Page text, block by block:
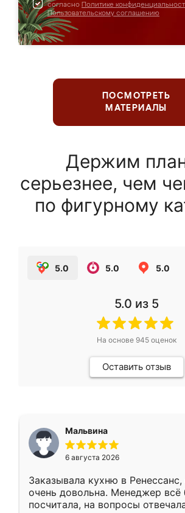
согласно Политике
Пользовательскому соглашению
ПОСМОТРЕТЬ
МАТЕРИАЛЫ
Держим
серьезнее, чем
по фигурному
5.0 5.0 5.0
5.0 из 5
На основе 945оценок
Оставить отзыв
Мальвина
6 августа 2026
Заказывала кухню в Ренессанс,
очень довольна. Менеджер всё
посчитала, на вопросы